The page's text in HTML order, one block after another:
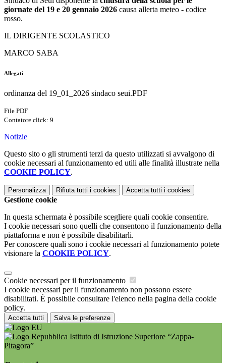
giornate del 19 e 20 gennaio 2026 causa allerta meteo - codice
rosso.
IL DIRIGENTE SCOLASTICO
MARCO SABA
Allegati
ordinanza del 19_01_2026 sindaco seui.PDF
File PDF
Contatore click: 9
Notizie
Questo sito o gli strumenti terzi da questo utilizzati si avvalgono di
cookie necessari al funzionamento ed utili alle finalità illustrate nella
COOKIE POLICY.
Personalizza Rifiuta tutti i cookies Accetta tutti i cookies
Gestione cookie
In questa schermata è possibile scegliere quali cookie consentire.
I cookie necessari sono quelli che consentono il funzionamento della
piattaforma e non è possibile disabilitarli.
Per conoscere quali sono i cookie necessari al funzionamento potete
visionare la COOKIE POLICY.
Cookie necessari per il funzionamento
I cookie necessari per il funzionamento non possono essere
disabilitati. È possibile consultare l'elenco nella pagina della cookie
policy.
Accetta tutti Salva le preferenze
Istituto di Istruzione Superiore “Zappa-
Pitagora”